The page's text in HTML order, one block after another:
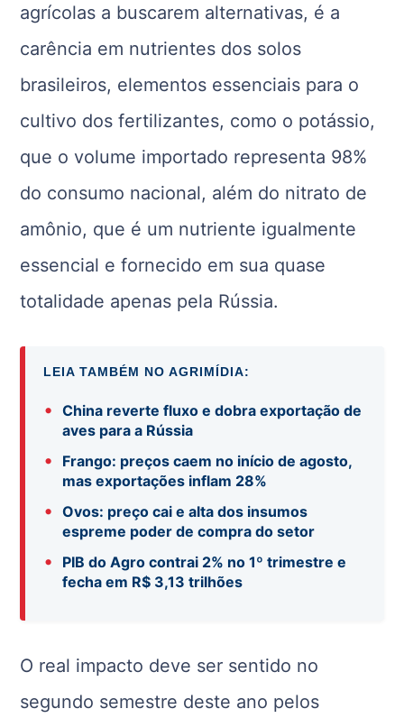
agrícolas a buscarem alternativas, é a
carência em nutrientes dos solos
brasileiros, elementos essenciais para o
cultivo dos fertilizantes, como o potássio,
que o volume importado representa 98%
do consumo nacional, além do nitrato de
amônio, que é um nutriente igualmente
essencial e fornecido em sua quase
totalidade apenas pela Rússia.
LEIA TAMBÉM NO AGRIMÍDIA:
•
China reverte fluxo e dobra exportação de
aves para a Rússia
•
Frango: preços caem no início de agosto,
mas exportações inflam 28%
•
Ovos: preço cai e alta dos insumos
espreme poder de compra do setor
•
PIB do Agro contrai 2% no 1º trimestre e
fecha em R$ 3,13 trilhões
O real impacto deve ser sentido no
segundo semestre deste ano pelos